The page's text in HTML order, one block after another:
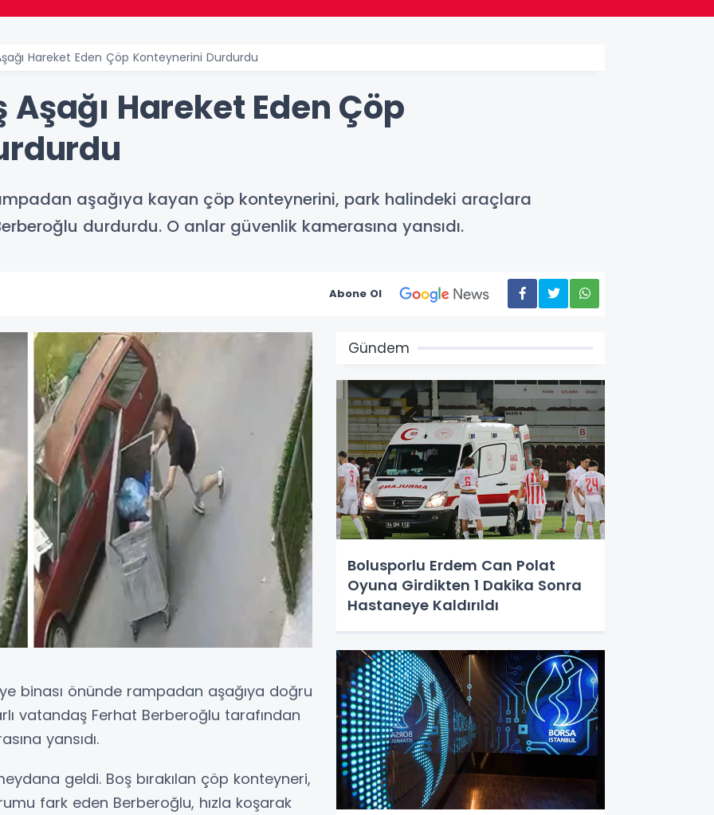
Hareket Eden Çöp Konteynerini Durdurdu
Hareket Eden Çöp
aşağıya kayan çöp konteynerini, park halindeki araçlara
durdurdu. O anlar güvenlik kamerasına yansıdı.
Abone Ol
binası önünde rampadan aşağıya doğru
vatandaş Ferhat Berberoğlu tarafından
yansıdı.
geldi. Boş bırakılan çöp konteyneri,
fark eden Berberoğlu, hızla koşarak
Gündem
Bolusporlu Erdem Can Polat
Oyuna Girdikten 1 Dakika Sonra
Hastaneye Kaldırıldı